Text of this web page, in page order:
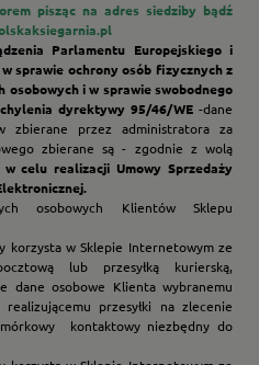
pisząc na adres siedziby bądź
Parlamentu Europejskiego i
sprawie ochrony osób fizycznych z
osobowych i w sprawie swobodnego
dyrektywy 95/46/WE -dane
zbierane przez administratora za
zbierane są - zgodnie z wolą
w celu realizacji Umowy Sprzedaży
osobowych Klientów Sklepu
korzysta w Sklepie Internetowym ze
lub przesyłką kurierską,
dane osobowe Klienta wybranemu
przesyłki na zlecenie
kontaktowy niezbędny do